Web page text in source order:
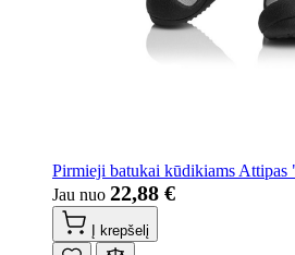
Pirmieji batukai kūdikiams Attipas
Jau nuo 22,88 €
Į krepšelį